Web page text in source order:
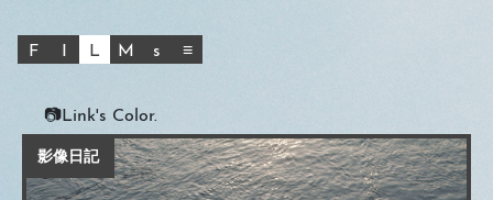
F L M s ≡
📷Link's Color.
影像日記